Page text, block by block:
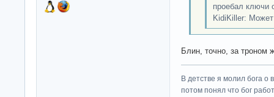
проебал ключи
KidiKiller: Может
Блин, точно, за троном
В детстве я молил бога о
потом понял что бог